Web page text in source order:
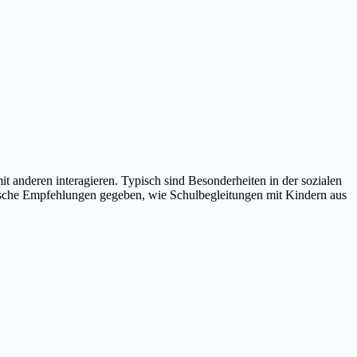
interagieren. Typisch sind Besonderheiten in der sozialen
Empfehlungen gegeben, wie Schulbegleitungen mit Kindern aus